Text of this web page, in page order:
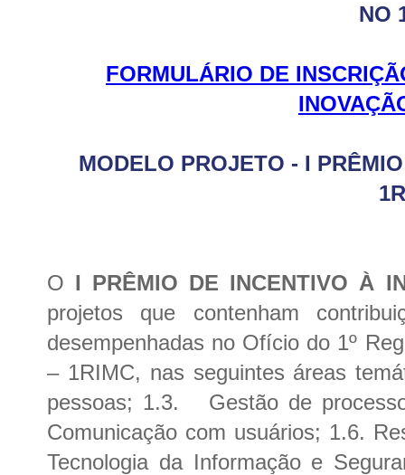
NO
FORMULÁRIO DE
MODELO PROJETO - I
O I PRÊMIO DE INCENTIVO À
projetos que contenham
desempenhadas no Ofício do 1º
– 1RIMC, nas seguintes áreas
pessoas; 1.3.
Gestão de
Comunicação com usuários; 1.6.
Tecnologia da Informação e